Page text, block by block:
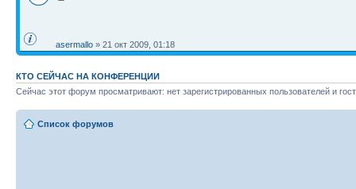
asermallo » 21 окт 2009, 01:18
КТО СЕЙЧАС НА КОНФЕРЕНЦИИ
Сейчас этот форум просматривают: нет зарегистрированных пользователей и
Список форумов